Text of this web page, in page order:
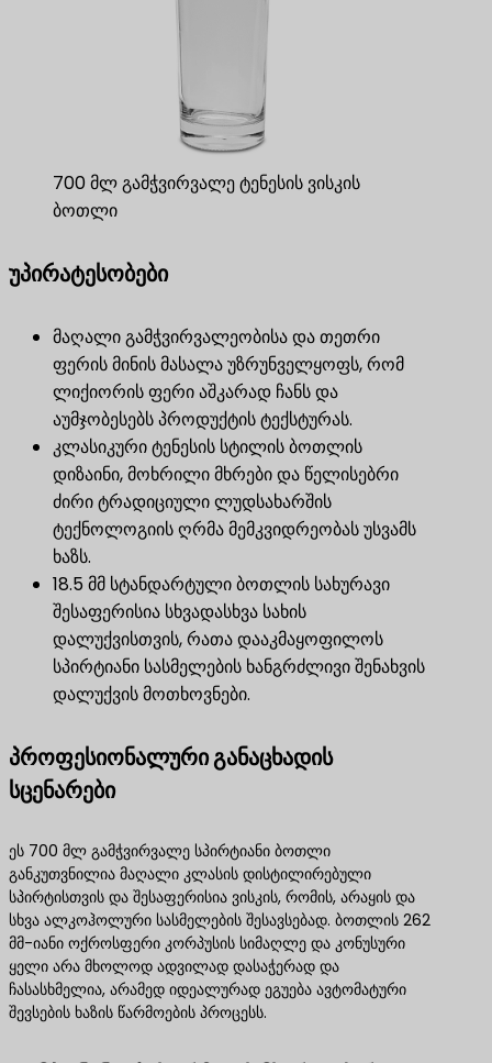
700 მლ გამჭვირვალე ტენესის ვისკის
ბოთლი
უპირატესობები
მაღალი გამჭვირვალეობისა და თეთრი
ფერის მინის მასალა უზრუნველყოფს, რომ
ლიქიორის ფერი აშკარად ჩანს და
აუმჯობესებს პროდუქტის ტექსტურას.
კლასიკური ტენესის სტილის ბოთლის
დიზაინი, მოხრილი მხრები და წელისებრი
ძირი ტრადიციული ლუდსახარშის
ტექნოლოგიის ღრმა მემკვიდრეობას უსვამს
ხაზს.
18.5 მმ სტანდარტული ბოთლის სახურავი
შესაფერისია სხვადასხვა სახის
დალუქვისთვის, რათა დააკმაყოფილოს
სპირტიანი სასმელების ხანგრძლივი შენახვის
დალუქვის მოთხოვნები.
პროფესიონალური განაცხადის
სცენარები
ეს 700 მლ გამჭვირვალე სპირტიანი ბოთლი
განკუთვნილია მაღალი კლასის დისტილირებული
სპირტისთვის და შესაფერისია ვისკის, რომის, არაყის და
სხვა ალკოჰოლური სასმელების შესავსებად. ბოთლის 262
მმ-იანი ოქროსფერი კორპუსის სიმაღლე და კონუსური
ყელი არა მხოლოდ ადვილად დასაჭერად და
ჩასასხმელია, არამედ იდეალურად ეგუება ავტომატური
შევსების ხაზის წარმოების პროცესს.